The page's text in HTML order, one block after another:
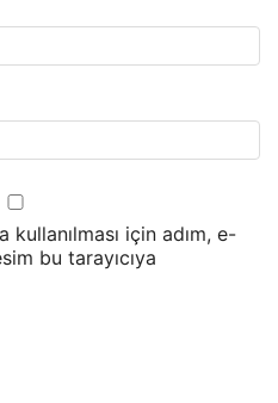
için adım, e-
bu tarayıcıya